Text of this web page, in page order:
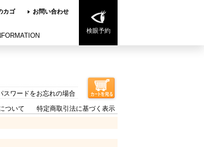
カゴ お問い合わせ
検眼予約
スワードをお忘れの場合
ついて 特定商取引法に基づく表示